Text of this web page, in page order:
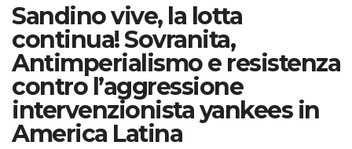
Sandino vive, la lotta
continua! Sovranita,
Antimperialismo e resistenza
contro l’aggressione
intervenzionista yankees in
America Latina